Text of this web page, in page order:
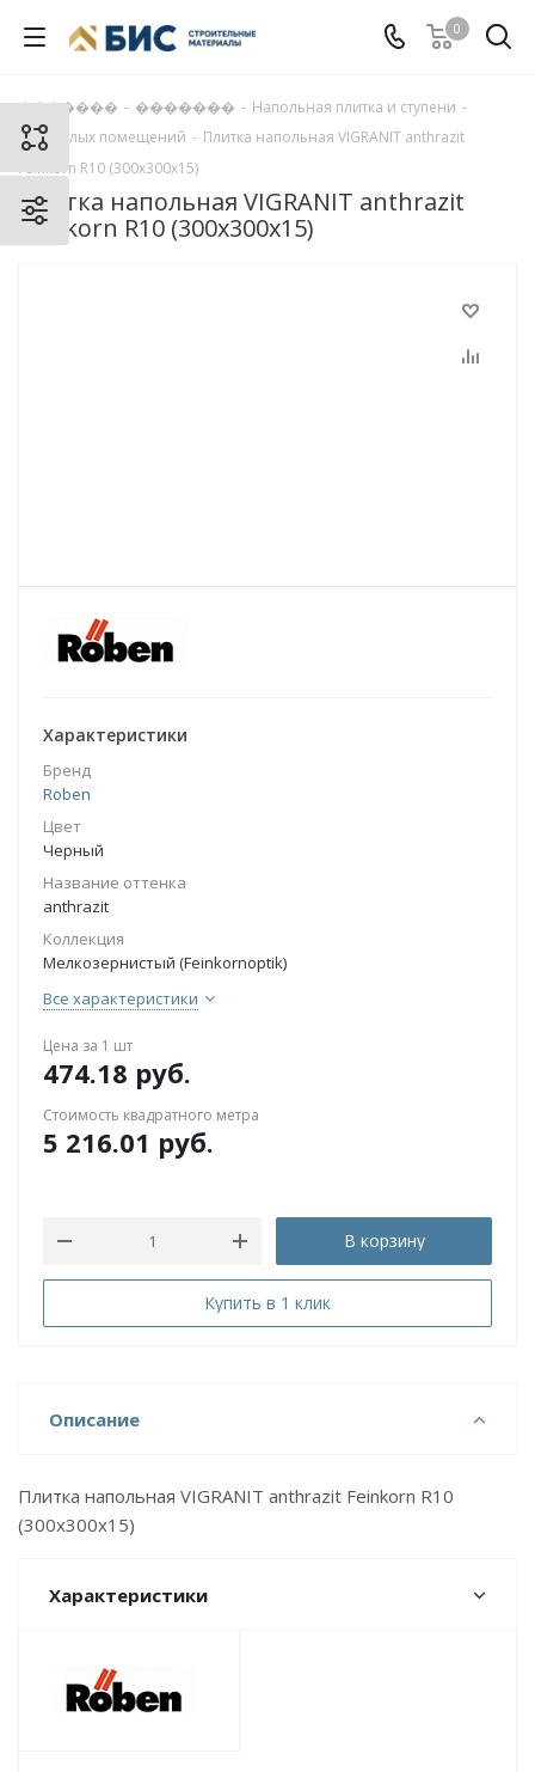
0
������� - ������� - Напольная плитка и ступени -
Для жилых помещений - Плитка напольная VIGRANIT anthrazit
Feinkorn R10 (300х300х15)
Плитка напольная VIGRANIT anthrazit
Feinkorn R10 (300х300х15)
Характеристики
Бренд
Roben
Цвет
Черный
Название оттенка
anthrazit
Коллекция
Мелкозернистый (Feinkornoptik)
Все характеристики
Цена за 1 шт
474.18 руб.
Стоимость квадратного метра
5 216.01 руб.
В корзину
Купить в 1 клик
Описание
Плитка напольная VIGRANIT anthrazit Feinkorn R10
(300х300х15)
Характеристики